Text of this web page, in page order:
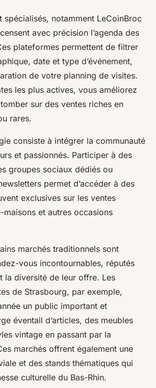
spécialisés, notamment LeCoinBroc
avec précision l’agenda des
plateformes permettent de filtrer
date et type d’événement,
de votre planning de visites.
les plus actives, vous améliorez
sur des ventes riches en
rares.
consiste à intégrer la communauté
et passionnés. Participer à des
groupes sociaux dédiés ou
permet d’accéder à des
exclusives sur les ventes
maisons et autres occasions
marchés traditionnels sont
vous incontournables, réputés
la diversité de leur offre. Les
de Strasbourg, par exemple,
un public important et
éventail d’articles, des meubles
vintage en passant par la
marchés offrent également une
et des stands thématiques qui
culturelle du Bas-Rhin.